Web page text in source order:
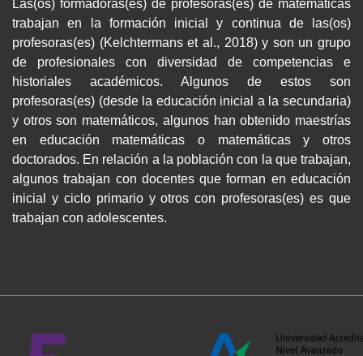
Las(os) formadoras(es) de profesoras(es) de matemáticas
trabajan en la formación inicial y continua de las(os)
profesoras(es) (Kelchtermans et al., 2018) y son un grupo
de profesionales con diversidad de competencias e
historiales académicos. Algunos de estos son
profesoras(es) (desde la educación inicial a la secundaria)
y otros son matemáticos, algunos han obtenido maestrías
en educación matemáticas o matemáticas y otros
doctorados. En relación a la población con la que trabajan,
algunos trabajan con docentes que forman en educación
inicial y ciclo primario y otros con profesoras(es) es que
trabajan con adolescentes.